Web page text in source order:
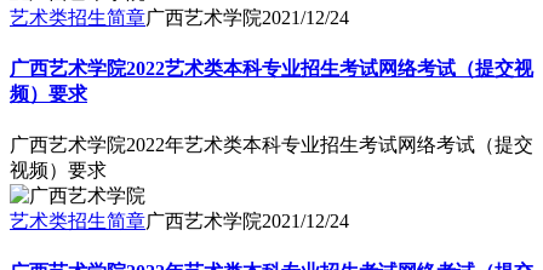
艺术类招生简章广西艺术学院2021/12/24
广西艺术学院2022艺术类本科专业招生考试网络考试（提交视
频）要求
广西艺术学院2022年艺术类本科专业招生考试网络考试（提交
视频）要求
艺术类招生简章广西艺术学院2021/12/24